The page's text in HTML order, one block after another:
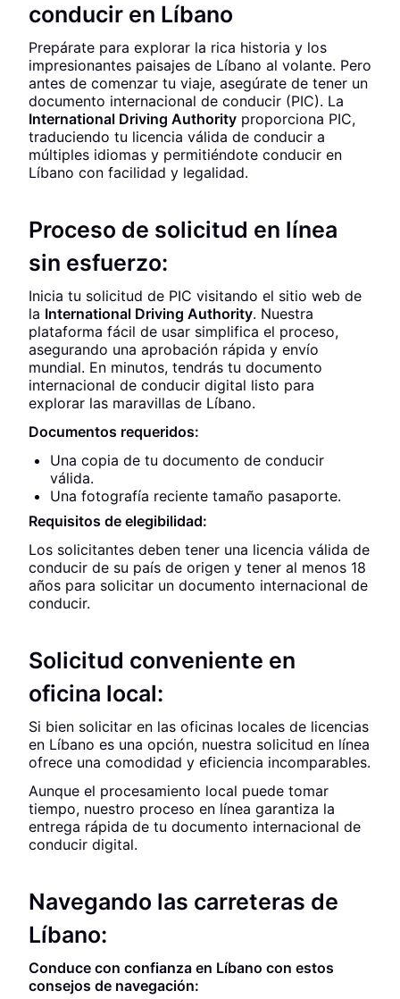
conducir en Líbano
Prepárate para explorar la rica historia y los
impresionantes paisajes de Líbano al volante. Pero
antes de comenzar tu viaje, asegúrate de tener un
documento internacional de conducir (PIC). La
International Driving Authority proporciona PIC,
traduciendo tu licencia válida de conducir a
múltiples idiomas y permitiéndote conducir en
Líbano con facilidad y legalidad.
Proceso de solicitud en línea
sin esfuerzo:
Inicia tu solicitud de PIC visitando el sitio web de
la International Driving Authority. Nuestra
plataforma fácil de usar simplifica el proceso,
asegurando una aprobación rápida y envío
mundial. En minutos, tendrás tu documento
internacional de conducir digital listo para
explorar las maravillas de Líbano.
Documentos requeridos:
Una copia de tu documento de conducir
válida.
Una fotografía reciente tamaño pasaporte.
Requisitos de elegibilidad:
Los solicitantes deben tener una licencia válida de
conducir de su país de origen y tener al menos 18
años para solicitar un documento internacional de
conducir.
Solicitud conveniente en
oficina local:
Si bien solicitar en las oficinas locales de licencias
en Líbano es una opción, nuestra solicitud en línea
ofrece una comodidad y eficiencia incomparables.
Aunque el procesamiento local puede tomar
tiempo, nuestro proceso en línea garantiza la
entrega rápida de tu documento internacional de
conducir digital.
Navegando las carreteras de
Líbano:
Conduce con confianza en Líbano con estos
consejos de navegación: